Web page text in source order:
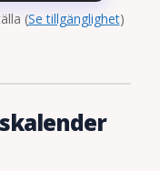
(Se tillgänglighet)